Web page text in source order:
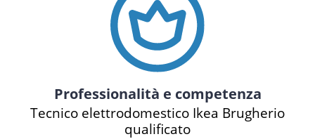
Professionalità e competenza
Tecnico elettrodomestico Ikea Brugherio
qualificato